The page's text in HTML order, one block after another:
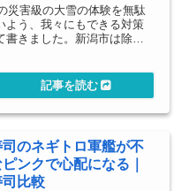
災害級の大雪の体験を無駄
よう、我々にもできる対策
書きました。新潟市は除雪
GPS搭載した端末によるデ
用したシステムが導入され
司のネギトロ軍艦が不
ンクで心配になる｜
司比較